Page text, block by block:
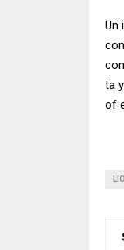
Un
ta
of